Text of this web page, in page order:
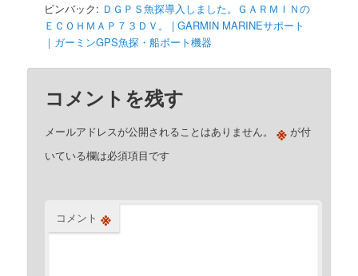
ピンバック: ＤＧＰＳ魚探導入しました。ＧＡＲＭＩＮの
ＥＣＯＨＭＡＰ７３ＤＶ。 | GARMIN MARINEサポート
｜ガーミンGPS魚探・船ボート機器
コメントを残す
メールアドレスが公開されることはありません。 ※ が付
いている欄は必須項目です
コメント ※